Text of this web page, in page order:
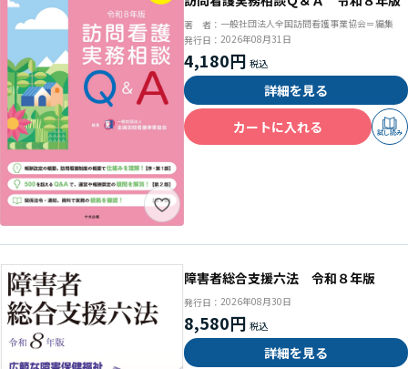
著 者： 一般社団法人全国訪問看護事業協会＝編集
発行日： 2026年08月31日
4,180円
詳細を見る
カートに入れる
試し読み
障害者総合支援六法 令和８年版
発行日： 2026年08月30日
8,580円
詳細を見る